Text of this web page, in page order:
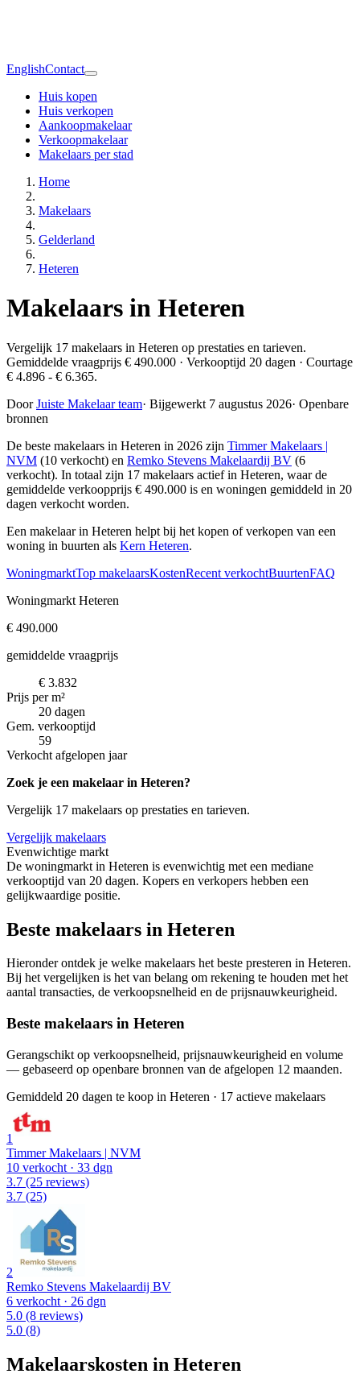
EnglishContact
Huis kopen
Huis verkopen
Aankoopmakelaar
Verkoopmakelaar
Makelaars per stad
Home
Makelaars
Gelderland
Heteren
Makelaars in Heteren
Vergelijk 17 makelaars in Heteren op prestaties en tarieven.
Gemiddelde vraagprijs € 490.000 · Verkooptijd 20 dagen · Courtage
€ 4.896 - € 6.365.
DoorJuiste Makelaar team· Bijgewerkt 7 augustus 2026· Openbare
bronnen
De beste makelaars in Heteren in 2026 zijn Timmer Makelaars |
NVM (10 verkocht) en Remko Stevens Makelaardij BV (6
verkocht). In totaal zijn 17 makelaars actief in Heteren, waar de
gemiddelde verkoopprijs € 490.000 is en woningen gemiddeld in 20
dagen verkocht worden.
Een makelaar in Heteren helpt bij het kopen of verkopen van een
woning in buurten als Kern Heteren.
WoningmarktTop makelaarsKostenRecent verkochtBuurtenFAQ
Woningmarkt Heteren
€ 490.000
gemiddelde vraagprijs
€ 3.832
Prijs per m²
20 dagen
Gem. verkooptijd
59
Verkocht afgelopen jaar
Zoek je een makelaar in Heteren?
Vergelijk 17 makelaars op prestaties en tarieven.
Vergelijk makelaars
Evenwichtige markt
De woningmarkt in Heteren is evenwichtig met een mediane
verkooptijd van 20 dagen. Kopers en verkopers hebben een
gelijkwaardige positie.
Beste makelaars in Heteren
Hieronder ontdek je welke makelaars het beste presteren in Heteren.
Bij het vergelijken is het van belang om rekening te houden met het
aantal transacties, de verkoopsnelheid en de prijsnauwkeurigheid.
Beste makelaars in Heteren
Gerangschikt op verkoopsnelheid, prijsnauwkeurigheid en volume
— gebaseerd op openbare bronnen van de afgelopen 12 maanden.
Gemiddeld 20 dagen te koop in Heteren · 17 actieve makelaars
1
Timmer Makelaars | NVM
10 verkocht · 33 dgn
3.7 (25 reviews)
3.7 (25)
2
Remko Stevens Makelaardij BV
6 verkocht · 26 dgn
5.0 (8 reviews)
5.0 (8)
Makelaarskosten in Heteren